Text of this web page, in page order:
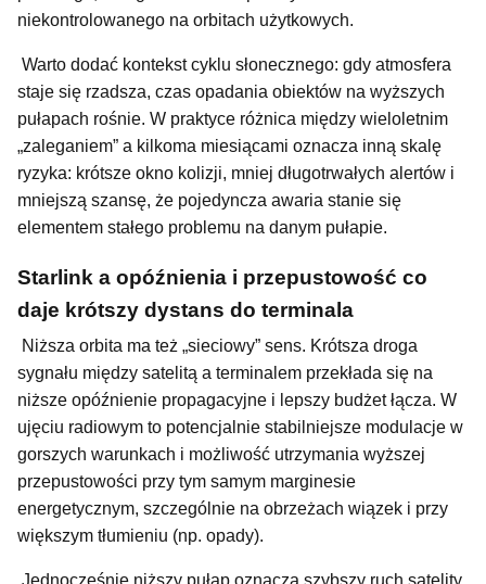
niekontrolowanego na orbitach użytkowych.
Warto dodać kontekst cyklu słonecznego: gdy atmosfera
staje się rzadsza, czas opadania obiektów na wyższych
pułapach rośnie. W praktyce różnica między wieloletnim
„zaleganiem” a kilkoma miesiącami oznacza inną skalę
ryzyka: krótsze okno kolizji, mniej długotrwałych alertów i
mniejszą szansę, że pojedyncza awaria stanie się
elementem stałego problemu na danym pułapie.
Starlink a opóźnienia i przepustowość co
daje krótszy dystans do terminala
Niższa orbita ma też „sieciowy” sens. Krótsza droga
sygnału między satelitą a terminalem przekłada się na
niższe opóźnienie propagacyjne i lepszy budżet łącza. W
ujęciu radiowym to potencjalnie stabilniejsze modulacje w
gorszych warunkach i możliwość utrzymania wyższej
przepustowości przy tym samym marginesie
energetycznym, szczególnie na obrzeżach wiązek i przy
większym tłumieniu (np. opady).